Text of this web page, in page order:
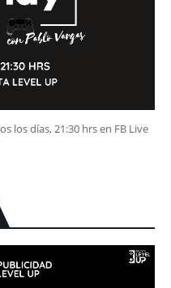
los días, 21:30 hrs en FB Live